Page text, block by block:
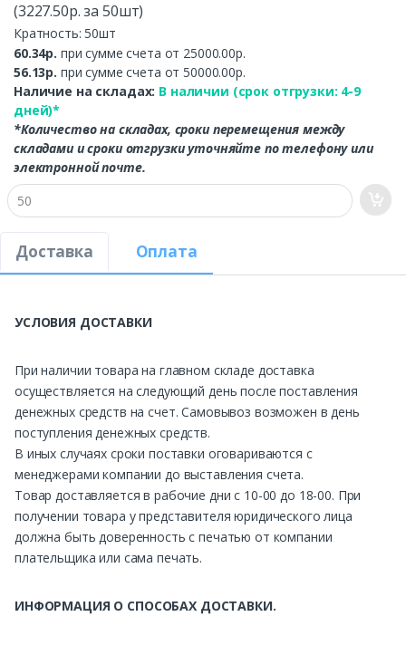
(3227.50р. за 50шт)
Кратность: 50шт
60.34р. при сумме счета от 25000.00р.
56.13р. при сумме счета от 50000.00р.
Наличие на складах: В наличии (срок отгрузки: 4-9
дней)*
*Количество на складах, сроки перемещения между
складами и сроки отгрузки уточняйте по телефону или
электронной почте.
Доставка Оплата
УСЛОВИЯ ДОСТАВКИ
При наличии товара на главном складе доставка
осуществляется на следующий день после поставления
денежных средств на счет. Самовывоз возможен в день
поступления денежных средств.
В иных случаях сроки поставки оговариваются с
менеджерами компании до выставления счета.
Товар доставляется в рабочие дни с 10-00 до 18-00. При
получении товара у представителя юридического лица
должна быть доверенность с печатью от компании
плательщика или сама печать.
ИНФОРМАЦИЯ О СПОСОБАХ ДОСТАВКИ.